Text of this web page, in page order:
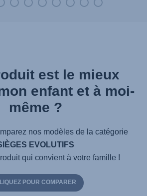
est le mieux
enfant et à moi-
même ?
nos modèles de la catégorie
EVOLUTIFS
qui convient à votre famille !
POUR COMPARER